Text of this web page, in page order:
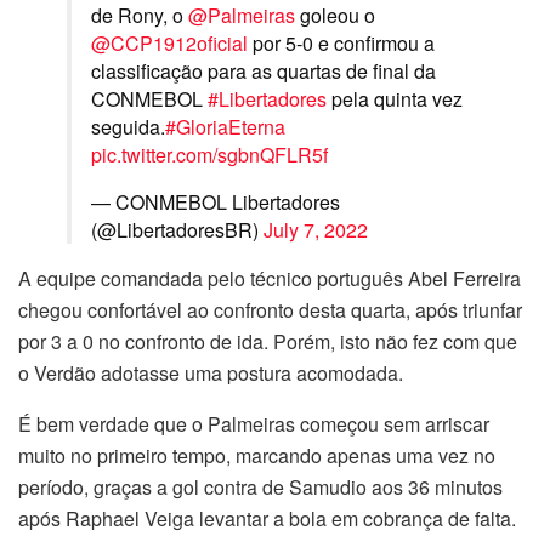
de Rony, o@Palmeirasgoleou o
@CCP1912oficial por 5-0 e confirmou a
classificação para as quartas de final da
CONMEBOL#Libertadorespela quinta vez
seguida.#GloriaEterna
pic.twitter.com/sgbnQFLR5f
— CONMEBOL Libertadores
(@LibertadoresBR) July 7, 2022
A equipe comandada pelo técnico português Abel Ferreira
chegou confortável ao confronto desta quarta, após triunfar
por 3 a 0 no confronto de ida. Porém, isto não fez com que
o Verdão adotasse uma postura acomodada.
É bem verdade que o Palmeiras começou sem arriscar
muito no primeiro tempo, marcando apenas uma vez no
período, graças a gol contra de Samudio aos 36 minutos
após Raphael Veiga levantar a bola em cobrança de falta.